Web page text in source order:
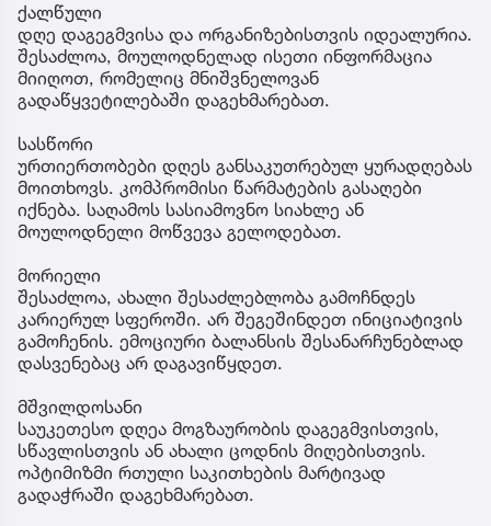
ქალწული
დღე დაგეგმვისა და ორგანიზებისთვის იდეალურია.
შესაძლოა, მოულოდნელად ისეთი ინფორმაცია
მიიღოთ, რომელიც მნიშვნელოვან
გადაწყვეტილებაში დაგეხმარებათ.
სასწორი
ურთიერთობები დღეს განსაკუთრებულ ყურადღებას
მოითხოვს. კომპრომისი წარმატების გასაღები
იქნება. საღამოს სასიამოვნო სიახლე ან
მოულოდნელი მოწვევა გელოდებათ.
მორიელი
შესაძლოა, ახალი შესაძლებლობა გამოჩნდეს
კარიერულ სფეროში. არ შეგეშინდეთ ინიციატივის
გამოჩენის. ემოციური ბალანსის შესანარჩუნებლად
დასვენებაც არ დაგავიწყდეთ.
მშვილდოსანი
საუკეთესო დღეა მოგზაურობის დაგეგმვისთვის,
სწავლისთვის ან ახალი ცოდნის მიღებისთვის.
ოპტიმიზმი რთული საკითხების მარტივად
გადაჭრაში დაგეხმარებათ.